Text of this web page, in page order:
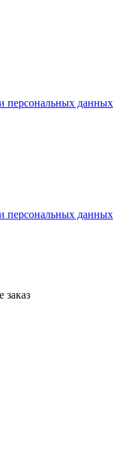
персональных данных
персональных данных
заказ